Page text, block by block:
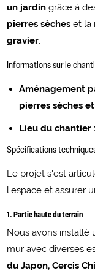
un jardin grâce à
pierres sèches et la
gravier
Informations sur le
Aménagement
pierres sèches
Lieu du chantier
Spécifications
Le projet s'est
l'espace et assurer
1. Partie haute du terrain
Nous avons installé
mur avec diverses
du Japon, Cercis